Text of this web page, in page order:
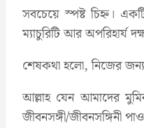
সবচেয়ে স্পষ্ট চিহ্ন।
ম্যাচুরিটি আর অপরিহার্য
শেষকথা হলো, নিজের
আল্লাহ যেন আমাদের
জীবনসঙ্গী/জীবনসঙ্গিনী